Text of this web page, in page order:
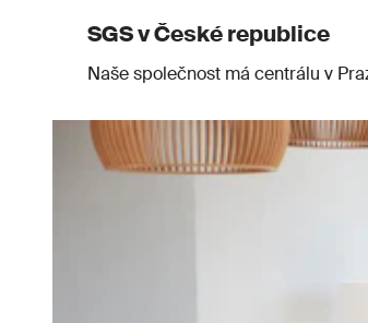
SGS v České republice
Naše společnost má centrálu v